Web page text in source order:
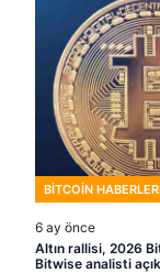
BITCOIN
6 ay önce
Altın rallisi, 2026
Bitwise analisti